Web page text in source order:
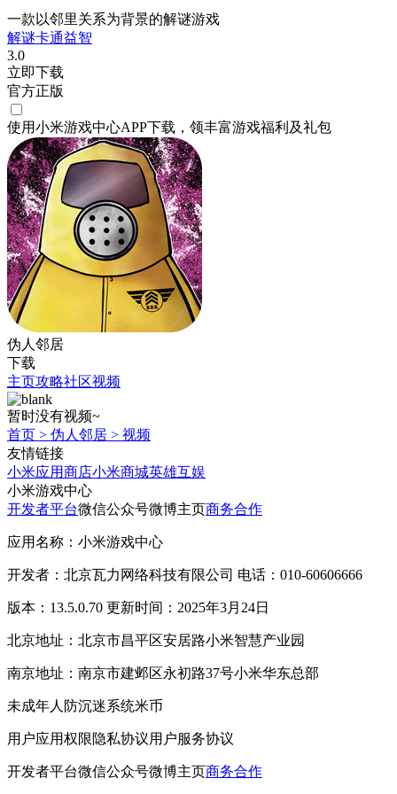
一款以邻里关系为背景的解谜游戏
解谜卡通益智
3.0
立即下载
官方正版
使用小米游戏中心APP下载 ，领丰富游戏福利 及礼包
伪人邻居
下载
主页攻略社区视频
暂时没有视频~
首页 > 伪人邻居 > 视频
友情链接
小米应用商店小米商城英雄互娱
小米游戏中心
开发者平台微信公众号微博主页商务合作
应用名称：小米游戏中心
开发者：北京瓦力网络科技有限公司 电话：010-60606666
版本：13.5.0.70 更新时间：2025年3月24日
北京地址：北京市昌平区安居路小米智慧产业园
南京地址：南京市建邺区永初路37号小米华东总部
未成年人防沉迷系统米币
用户应用权限隐私协议用户服务协议
开发者平台微信公众号微博主页商务合作